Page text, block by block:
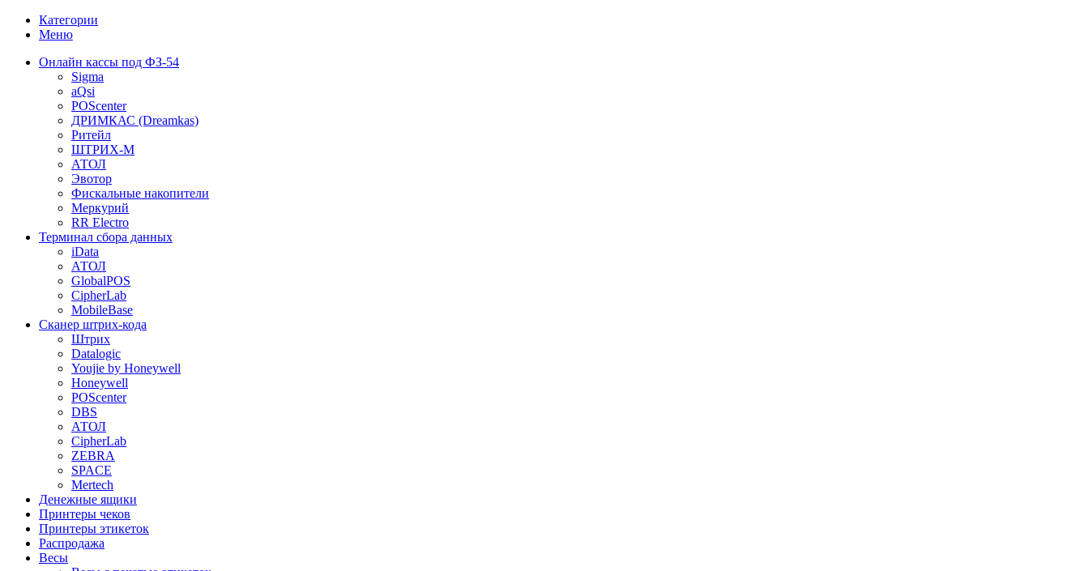
Категории
Меню
Онлайн кассы под ФЗ-54
Sigma
aQsi
POScenter
ДРИМКАС (Dreamkas)
Ритейл
ШТРИХ-М
АТОЛ
Эвотор
Фискальные накопители
Меркурий
RR Electro
Терминал сбора данных
iData
АТОЛ
GlobalPOS
CipherLab
MobileBase
Сканер штрих-кода
Штрих
Datalogic
Youjie by Honeywell
Honeywell
POScenter
DBS
АТОЛ
CipherLab
ZEBRA
SPACE
Mertech
Денежные ящики
Принтеры чеков
Принтеры этикеток
Распродажа
Весы